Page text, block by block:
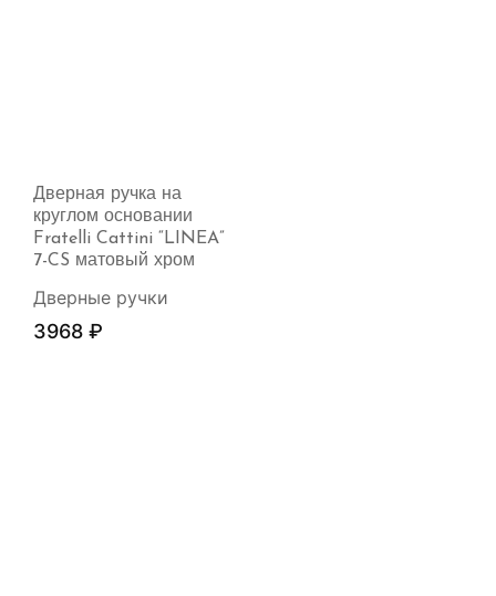
Дверная ручка на
круглом основании
Fratelli Cattini “LINEA”
7-CS матовый хром
Дверные ручки
3968 ₽